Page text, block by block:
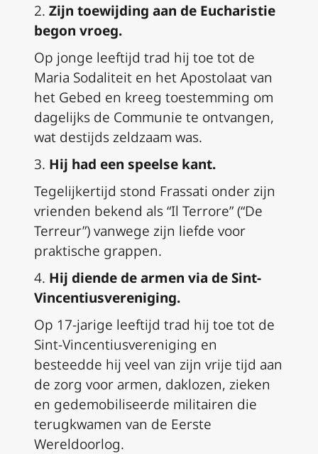
2. Zijn toewijding aan de Eucharistie
begon vroeg.
Op jonge leeftijd trad hij toe tot de
Maria Sodaliteit en het Apostolaat van
het Gebed en kreeg toestemming om
dagelijks de Communie te ontvangen,
wat destijds zeldzaam was.
3. Hij had een speelse kant.
Tegelijkertijd stond Frassati onder zijn
vrienden bekend als “Il Terrore” (“De
Terreur”) vanwege zijn liefde voor
praktische grappen.
4. Hij diende de armen via de Sint-
Vincentiusvereniging.
Op 17-jarige leeftijd trad hij toe tot de
Sint-Vincentiusvereniging en
besteedde hij veel van zijn vrije tijd aan
de zorg voor armen, daklozen, zieken
en gedemobiliseerde militairen die
terugkwamen van de Eerste
Wereldoorlog.